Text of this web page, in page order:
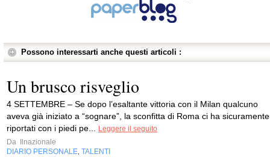
Possono interessarti anche questi articoli :
Un brusco risveglio
4 SETTEMBRE – Se dopo l’esaltante vittoria con il Milan qualcuno
aveva già iniziato a “sognare”, la sconfitta di Roma ci ha sicuramente
riportati con i piedi pe...
Leggere il seguito
Da
Ilnazionale
DIARIO PERSONALE TALENTI